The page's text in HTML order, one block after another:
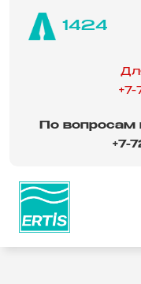
1424
По вопросам
+7-